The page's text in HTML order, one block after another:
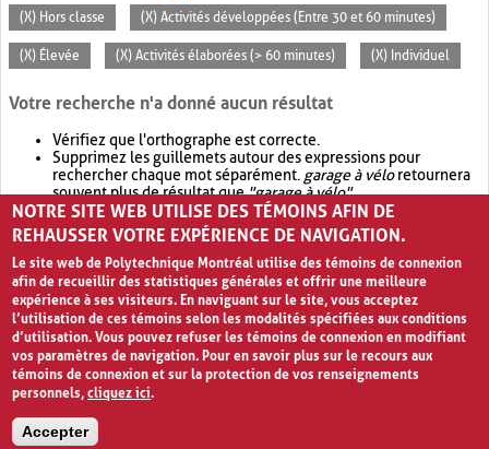
(X) Hors classe (X) Activités développées (Entre 30 et 60 minutes)
(X) Élevée (X) Activités élaborées (> 60 minutes) (X) Individuel
Votre recherche n'a donné aucun résultat
Vérifiez que l'orthographe est correcte.
Supprimez les guillemets autour des expressions pour
rechercher chaque mot séparément. garage à véloretournera
souvent plus de résultat que"garage à vélo".
Envisagez d'élargir votre recherche avec OR.garage OR vélo
retournera souvent plus de résultat quegarage à vélo
NOTRE SITE WEB UTILISE DES TÉMOINS AFIN DE
REHAUSSER VOTRE EXPÉRIENCE DE NAVIGATION.
Le site web de Polytechnique Montréal utilise des témoins de connexion
afin de recueillir des statistiques générales et offrir une meilleure
expérience à ses visiteurs. En naviguant sur le site, vous acceptez
l’utilisation de ces témoins selon les modalités spécifiées aux conditions
d’utilisation. Vous pouvez refuser les témoins de connexion en modifiant
vos paramètres de navigation. Pour en savoir plus sur le recours aux
témoins de connexion et sur la protection de vos renseignements
personnels,cliquez ici.
Accepter